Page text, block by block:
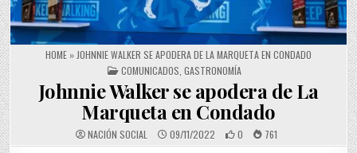
HOME » JOHNNIE WALKER SE APODERA DE LA MARQUETA EN CONDADO
POSTED IN
COMUNICADOS GASTRONOMÍA
Johnnie Walker se apodera de La
Marqueta en Condado
NACIÓN SOCIAL 09/11/2022 0 761